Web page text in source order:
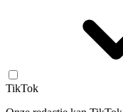
TikTok